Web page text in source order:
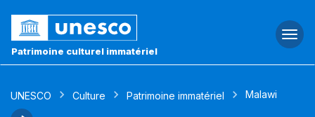
Patrimoine culturel immatériel
UNESCO Culture Patrimoine immatériel Malawi